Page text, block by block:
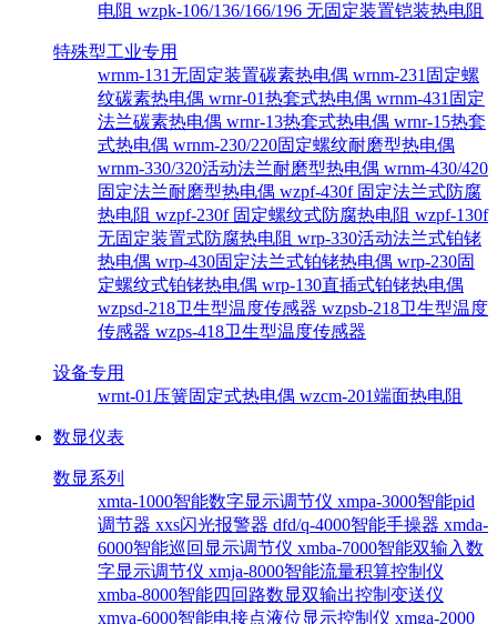
电阻 wzpk-106/136/166/196 无固定装置铠装热电阻
特殊型工业专用
wrnm-131无固定装置碳素热电偶 wrnm-231固定螺
纹碳素热电偶 wrnr-01热套式热电偶 wrnm-431固定
法兰碳素热电偶 wrnr-13热套式热电偶 wrnr-15热套
式热电偶 wrnm-230/220固定螺纹耐磨型热电偶
wrnm-330/320活动法兰耐磨型热电偶 wrnm-430/420
固定法兰耐磨型热电偶 wzpf-430f 固定法兰式防腐
热电阻 wzpf-230f 固定螺纹式防腐热电阻 wzpf-130f
无固定装置式防腐热电阻 wrp-330活动法兰式铂铑
热电偶 wrp-430固定法兰式铂铑热电偶 wrp-230固
定螺纹式铂铑热电偶 wrp-130直插式铂铑热电偶
wzpsd-218卫生型温度传感器 wzpsb-218卫生型温度
传感器 wzps-418卫生型温度传感器
设备专用
wrnt-01压簧固定式热电偶 wzcm-201端面热电阻
数显仪表
数显系列
xmta-1000智能数字显示调节仪 xmpa-3000智能pid
调节器 xxs闪光报警器 dfd/q-4000智能手操器 xmda-
6000智能巡回显示调节仪 xmba-7000智能双输入数
字显示调节仪 xmja-8000智能流量积算控制仪
xmba-8000智能四回路数显双输出控制变送仪
xmya-6000智能电接点液位显示控制仪 xmga-2000